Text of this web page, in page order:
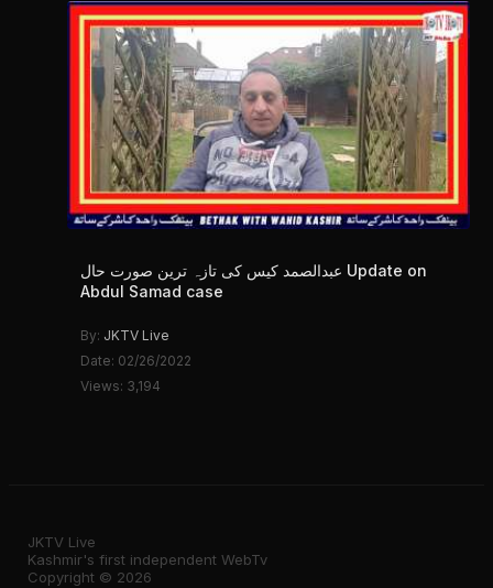
عبدالصمد کیس کی تازہ ترین صورت حال Update on
Abdul Samad case
By: JKTV Live
Date: 02/26/2022
Views: 3,194
JKTV Live
Kashmir's first independent WebTv
Copyright © 2026